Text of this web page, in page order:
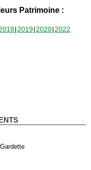
Patrimoine :
2019 2020 2022